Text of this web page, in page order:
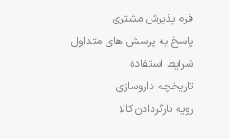
فرم پذیرش مشتری
پاسخ به پرسش های متداول
شرایط استفاده
تاریخچه داروسازی
رویه بازگردادن کالا